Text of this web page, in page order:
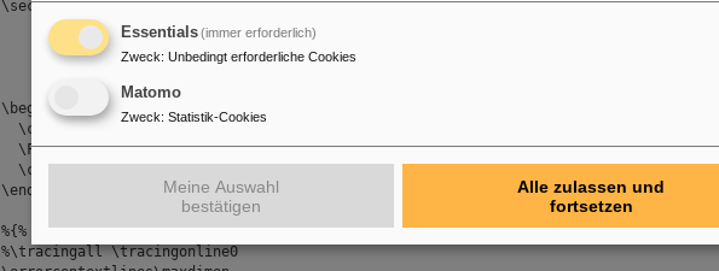
\section*{\centering The \texttt{SideCap} package (two~column~layout)}
\begin{figure}[bhp]
\centering
\FIGi%
\caption[\SHORTCAPi]{\CAPi}\label{fig:A}%
\end{figure}
%{%
%\tracingall \tracingonline0
Essentials(immer erforderlich)
Zweck: Unbedingt erforderliche Cookies
Matomo
Zweck: Statistik-Cookies
Meine Auswahl
bestätigen
Alle zulassen und
fortsetzen